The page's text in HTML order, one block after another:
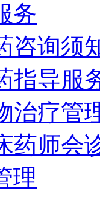
务
咨询须
指导服
治疗管
药师会
理